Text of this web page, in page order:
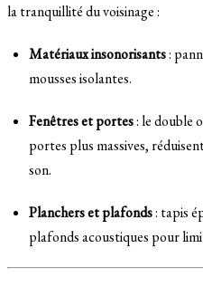
la tranquillité du voisinage :
Matériaux insonorisants:
mousses isolantes.
Fenêtres et portes: le double
portes plus massives,
son.
Planchers et plafonds: tapis
plafonds acoustiques pour